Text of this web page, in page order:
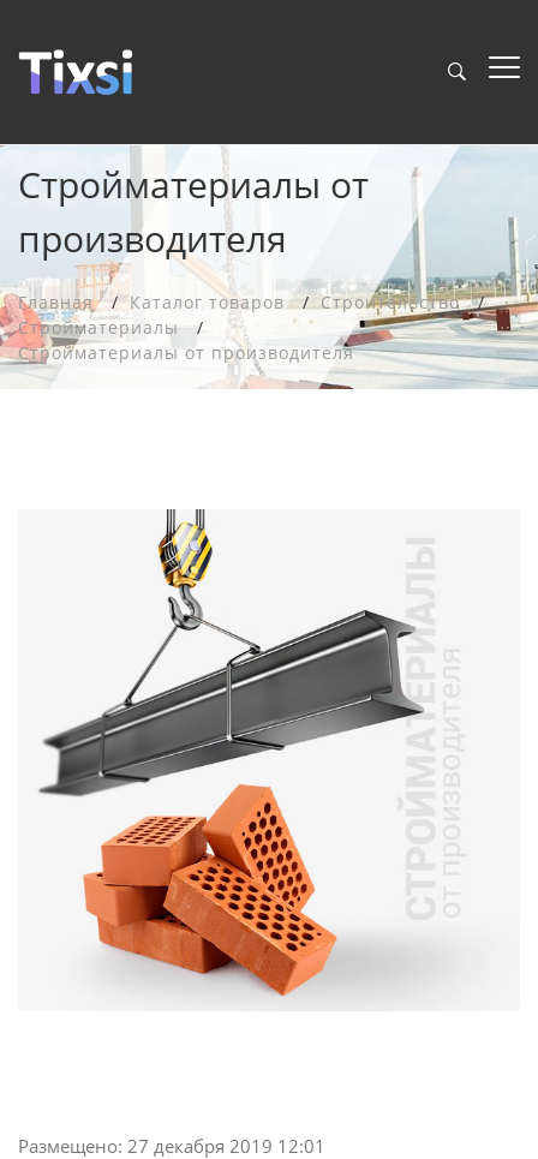
Стройматериалы от
производителя
Главная Каталог товаров
Строительство
Стройматериалы
Стройматериалы от производителя
Размещено: 27 декабря 2019 12:01